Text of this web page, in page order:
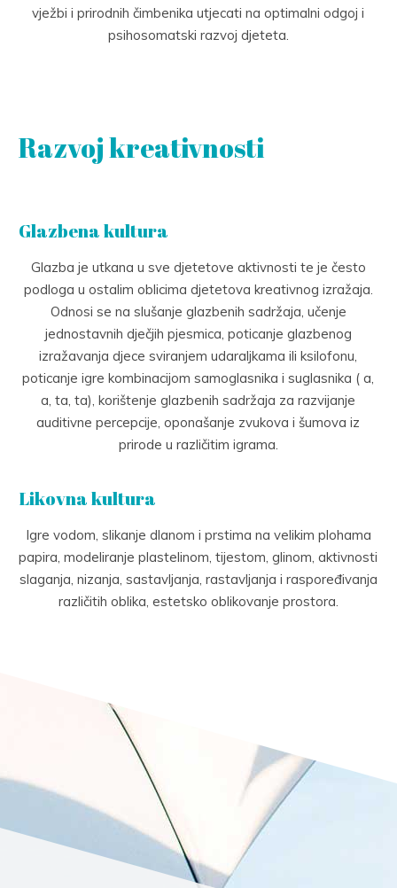
vježbi i prirodnih čimbenika utjecati na optimalni odgoj i
psihosomatski razvoj djeteta.
Razvoj kreativnosti
Glazbena kultura
Glazba je utkana u sve djetetove aktivnosti te je često
podloga u ostalim oblicima djetetova kreativnog izražaja.
Odnosi se na slušanje glazbenih sadržaja, učenje
jednostavnih dječjih pjesmica, poticanje glazbenog
izražavanja djece sviranjem udaraljkama ili ksilofonu,
poticanje igre kombinacijom samoglasnika i suglasnika ( a,
a, ta, ta), korištenje glazbenih sadržaja za razvijanje
auditivne percepcije, oponašanje zvukova i šumova iz
prirode u različitim igrama.
Likovna kultura
Igre vodom, slikanje dlanom i prstima na velikim plohama
papira, modeliranje plastelinom, tijestom, glinom, aktivnosti
slaganja, nizanja, sastavljanja, rastavljanja i raspoređivanja
različitih oblika, estetsko oblikovanje prostora.